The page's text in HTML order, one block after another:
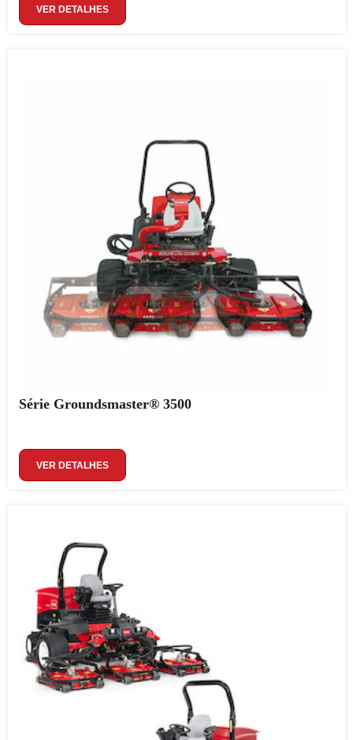
VER DETALHES
Série Groundsmaster® 3500
VER DETALHES